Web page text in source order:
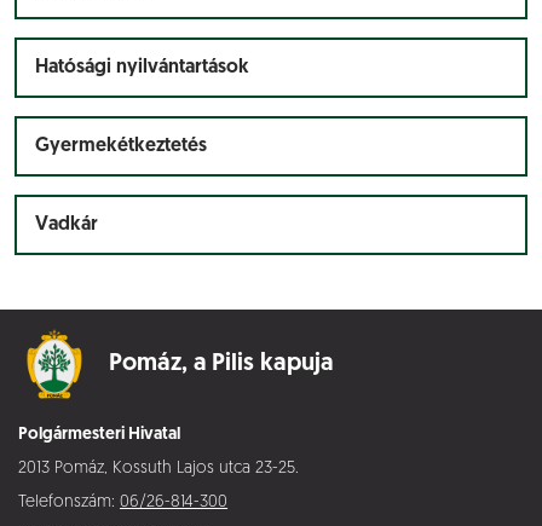
Hatósági nyilvántartások
Gyermekétkeztetés
Vadkár
Pomáz, a Pilis kapuja
Polgármesteri Hivatal
2013 Pomáz, Kossuth Lajos utca 23-25.
Telefonszám: 06/26-814-300